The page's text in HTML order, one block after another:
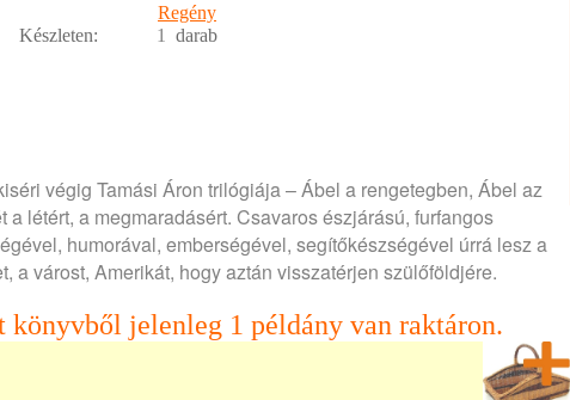
Regény
Készleten:
1 darab
végig Tamási Áron trilógiája – Ábel a rengetegben, Ábel az
létért, a megmaradásért. Csavaros észjárású, furfangos
humorával, emberségével, segítőkészségével úrrá lesz a
a várost, Amerikát, hogy aztán visszatérjen szülőföldjére.
jelenleg 1 példány van raktáron.